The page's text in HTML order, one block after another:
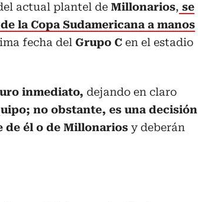
actual plantel de Millonarios, se
la Copa Sudamericana a manos
fecha del Grupo C en el estadio
inmediato, dejando en claro
no obstante, es una decisión
de él o de Millonarios y deberán